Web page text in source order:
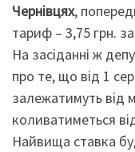
Чернівцях,
тариф – 3,75 грн.
На засіданні ж
про те, що від 1
залежатимуть від
коливатиметься
Найвища ставка